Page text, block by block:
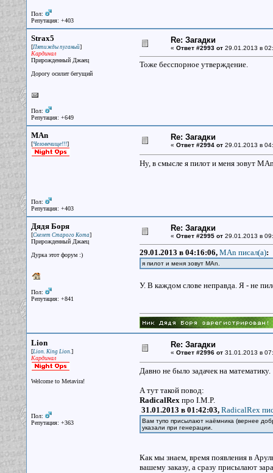
Пол:
Репутация: +403
Strax5
[Пятижды пуганый]
Кардинал
Прирожденный Джаец
Дорогу осилит бегущий
Пол:
Репутация: +649
Re: Загадки
« Ответ #2993 от29.01.2013 в
Тоже бесспорное утверждение.
MAn
[Человечище!!!]
Пол:
Репутация: +403
Re: Загадки
« Ответ #2994 от29.01.2013 в
Ну, в смысле я пилот и меня зовут
Дядя Боря
[Скелет Старого Кота]
Прирожденный Джаец
Дурка этот форум :)
Пол:
Репутация: +841
Re: Загадки
« Ответ #2995 от29.01.2013 в
29.01.2013 в 04:16:06, MAn писал(a):
я пилот и меня зовут MAn.
У. В каждом слове неправда. Я - не
Lion
[Lion. King Lion.]
Кардинал
Welcome to Metavira!
Пол:
Репутация: +363
Re: Загадки
« Ответ #2996 от31.01.2013 в
Давно не было задачек на математику.
А тут такой повод:
RadicalRexпро I.M.P.
31.01.2013 в 01:42:03, RadicalRex
Вам тупо присылают наёмника (вернее
указали при генерации.
Как мы знаем, время появления в
вашему заказу, а сразу присылают